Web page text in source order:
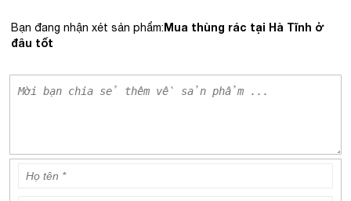
Bạn đang nhận xét sản phẩm:Mua thùng rác tại Hà Tĩnh ở
đâu tốt